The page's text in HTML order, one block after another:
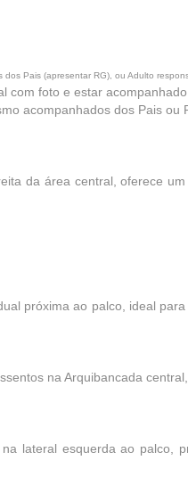
Pais (apresentar RG), ou Adulto
com foto e estar
acompanhados dos Pais ou
da área central, oferece
próxima ao palco, ideal
na Arquibancada
lateral esquerda ao palco,